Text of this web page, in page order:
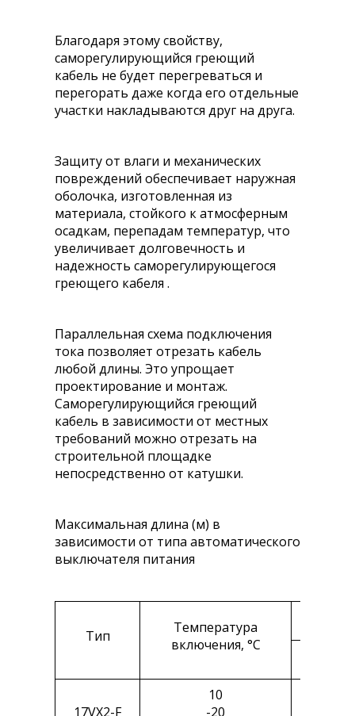
Благодаря этому свойству,
саморегулирующийся греющий
кабель не будет перегреваться и
перегорать даже когда его отдельные
участки накладываются друг на друга.
Защиту от влаги и механических
повреждений обеспечивает наружная
оболочка, изготовленная из
материала, стойкого к атмосферным
осадкам, перепадам температур, что
увеличивает долговечность и
надежность саморегулирующегося
греющего кабеля .
Параллельная схема подключения
тока позволяет отрезать кабель
любой длины. Это упрощает
проектирование и монтаж.
Саморегулирующийся греющий
кабель в зависимости от местных
требований можно отрезать на
строительной площадке
непосредственно от катушки.
Максимальная длина (м) в
зависимости от типа автоматического
выключателя питания
Тип
Температура
включения, °C
17VX2-F
10
-20